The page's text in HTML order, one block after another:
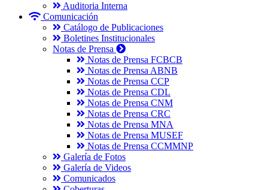
Auditoria Interna
Comunicación
Catálogo de Publicaciones
Boletines Institucionales
Notas de Prensa
Notas de Prensa FCBCB
Notas de Prensa ABNB
Notas de Prensa CCP
Notas de Prensa CDL
Notas de Prensa CNM
Notas de Prensa CRC
Notas de Prensa MNA
Notas de Prensa MUSEF
Notas de Prensa CCMMNP
Galería de Fotos
Galería de Videos
Comunicados